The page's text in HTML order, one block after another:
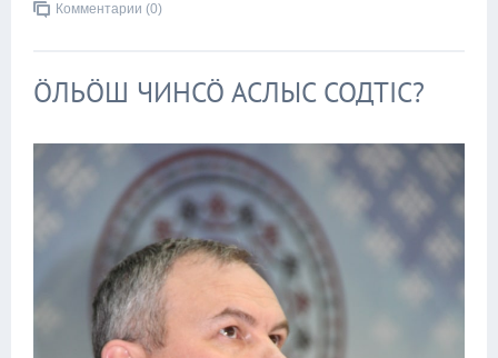
Комментарии (0)
ӦЛЬӦШ ЧИНСӦ АСЛЫС СОДТІС?